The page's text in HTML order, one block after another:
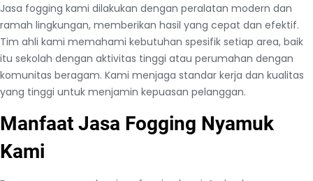
Jasa fogging kami dilakukan dengan peralatan modern dan
ramah lingkungan, memberikan hasil yang cepat dan efektif.
Tim ahli kami memahami kebutuhan spesifik setiap area, baik
itu sekolah dengan aktivitas tinggi atau perumahan dengan
komunitas beragam. Kami menjaga standar kerja dan kualitas
yang tinggi untuk menjamin kepuasan pelanggan.
Manfaat Jasa Fogging Nyamuk
Kami